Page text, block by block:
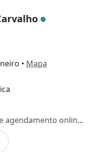
• Mapa
Esse especialista não oferece agendamento online para esse endereço.